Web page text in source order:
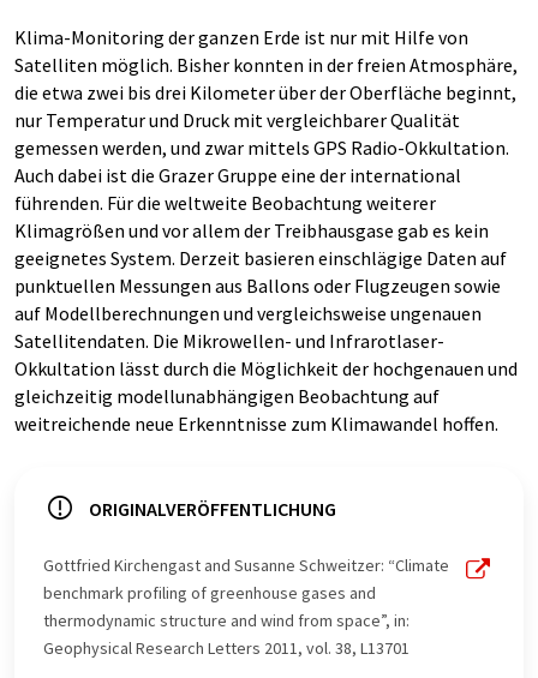
Klima-Monitoring der ganzen Erde ist nur mit Hilfe von
Satelliten möglich. Bisher konnten in der freien Atmosphäre,
die etwa zwei bis drei Kilometer über der Oberfläche beginnt,
nur Temperatur und Druck mit vergleichbarer Qualität
gemessen werden, und zwar mittels GPS Radio-Okkultation.
Auch dabei ist die Grazer Gruppe eine der international
führenden. Für die weltweite Beobachtung weiterer
Klimagrößen und vor allem der Treibhausgase gab es kein
geeignetes System. Derzeit basieren einschlägige Daten auf
punktuellen Messungen aus Ballons oder Flugzeugen sowie
auf Modellberechnungen und vergleichsweise ungenauen
Satellitendaten. Die Mikrowellen- und Infrarotlaser-
Okkultation lässt durch die Möglichkeit der hochgenauen und
gleichzeitig modellunabhängigen Beobachtung auf
weitreichende neue Erkenntnisse zum Klimawandel hoffen.
ORIGINALVERÖFFENTLICHUNG
Gottfried Kirchengast and Susanne Schweitzer: “Climate
benchmark profiling of greenhouse gases and
thermodynamic structure and wind from space”, in:
Geophysical Research Letters 2011, vol. 38, L13701